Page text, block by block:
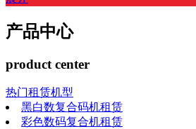
产品中心
product center
热门租赁机型
黑白数复合码机租赁
彩色数码复合机租赁